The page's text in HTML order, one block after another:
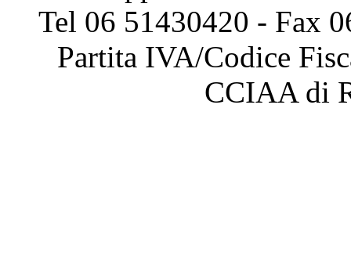
Tel 06 51430420 - Fax
Partita IVA/Codice
CCIAA di